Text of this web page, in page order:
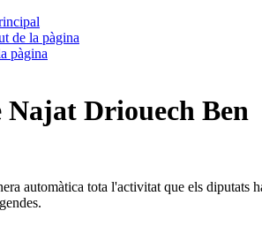
de la pàgina
pàgina
Najat Driouech Ben
automàtica tota l'activitat que els diputats